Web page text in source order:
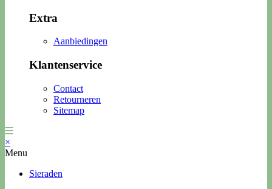
Extra
Aanbiedingen
Klantenservice
Contact
Retourneren
Sitemap
×
Menu
Sieraden